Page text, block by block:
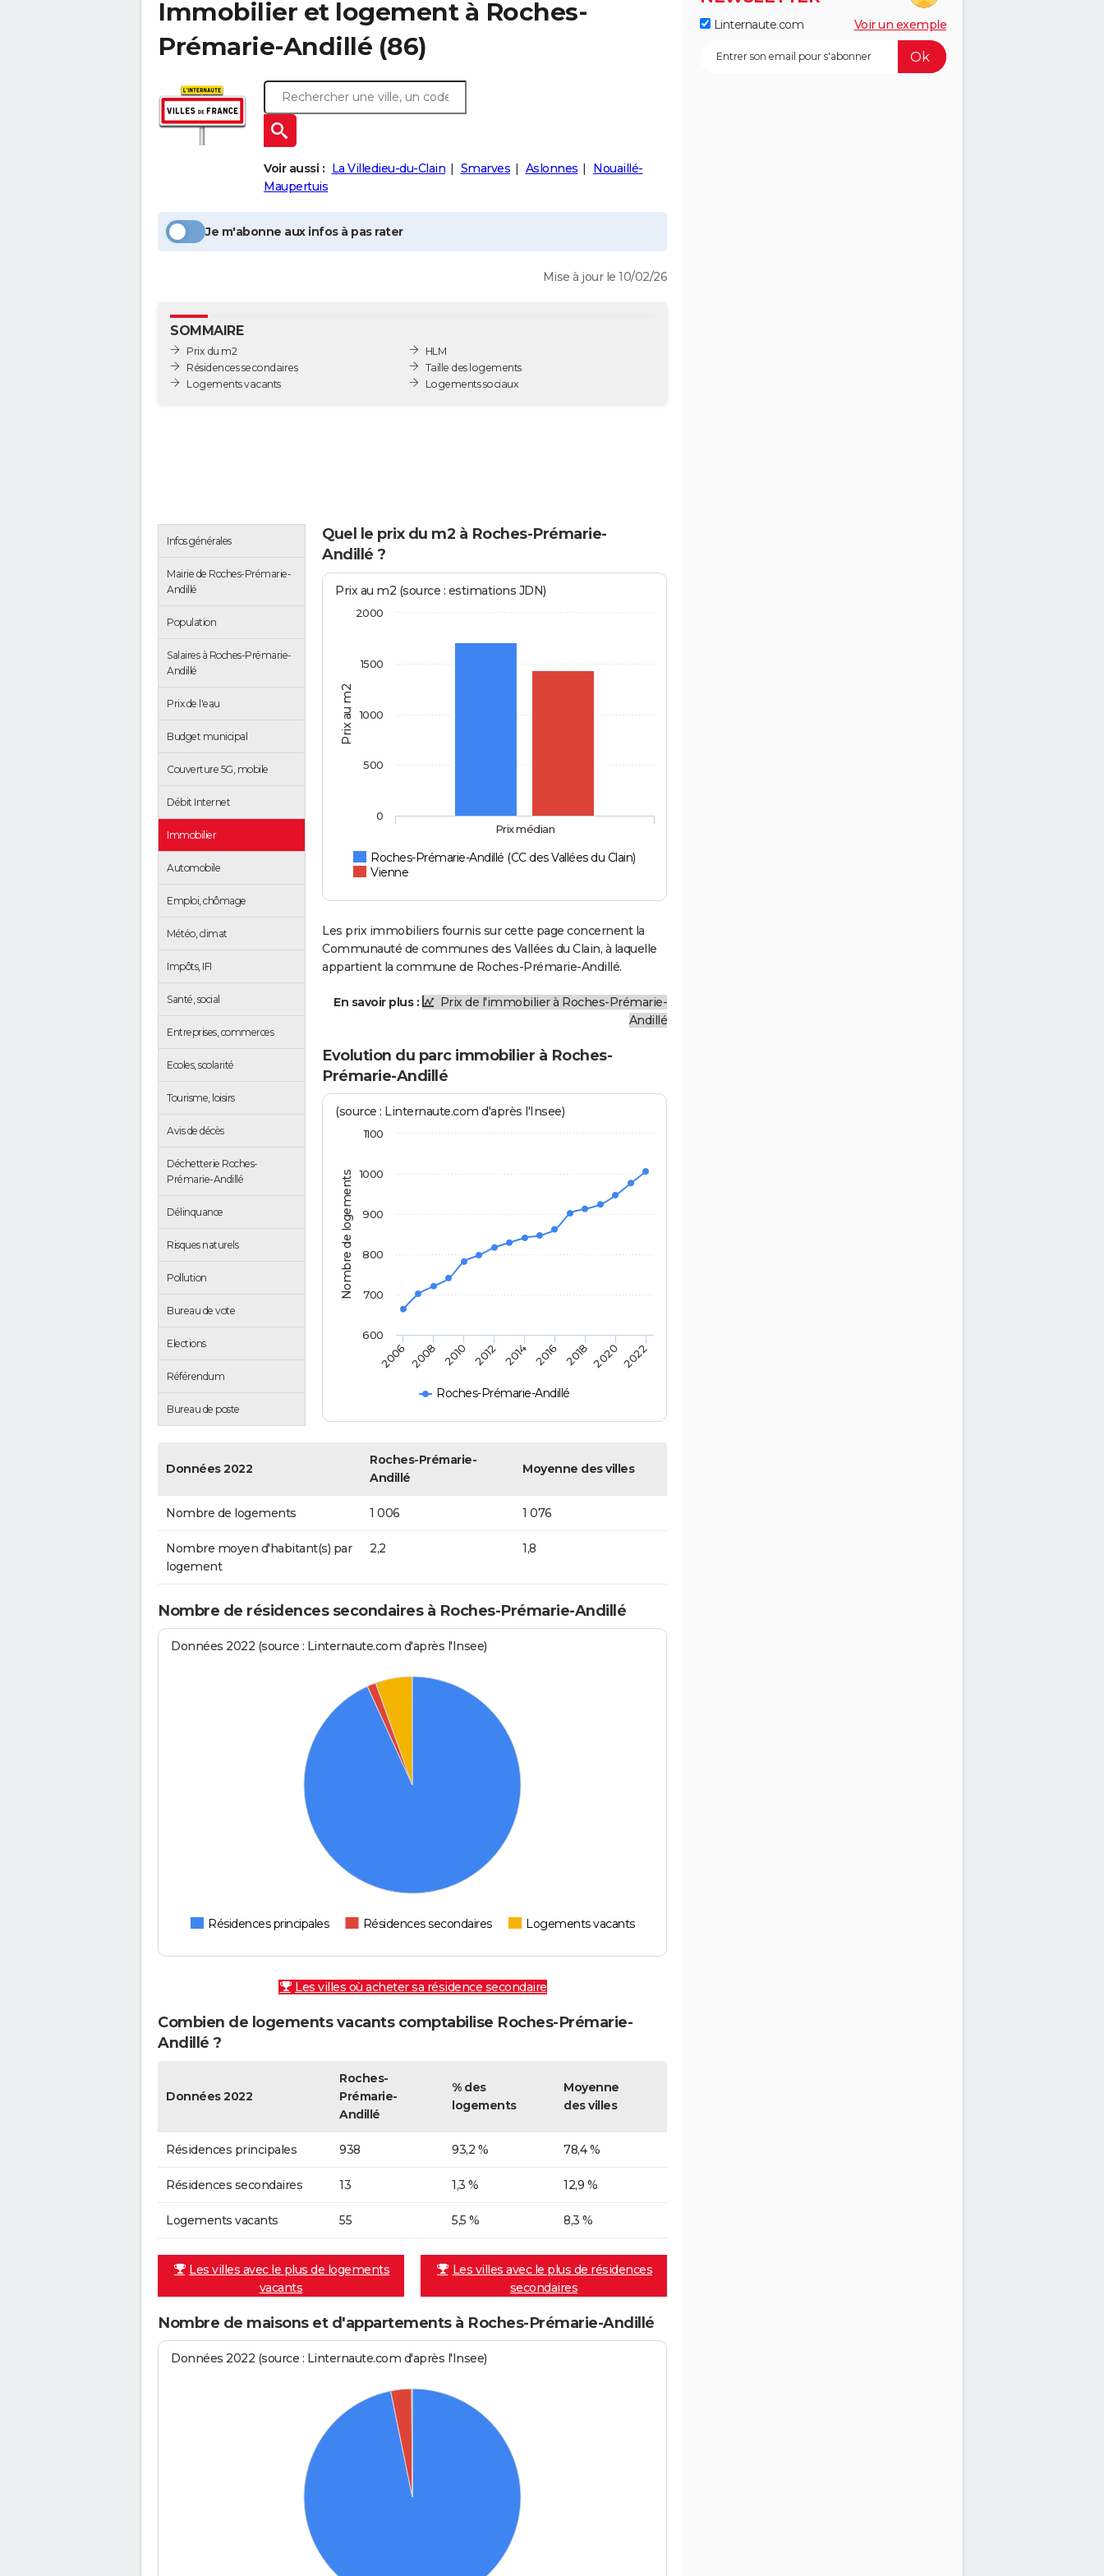
Immobilier et logement à Roches-
Prémarie-Andillé (86)
Voir aussi : La Villedieu-du-Clain Smarves Aslonnes
Nouaillé-
Maupertuis
Je m'abonne aux infos à pas rater
Mise à jour le 10/02/26
SOMMAIRE
Prix du m2
Résidences secondaires
Logements vacants
HLM
Taille des logements
Logements sociaux
Infos générales
Mairie de Roches-Prémarie-
Andillé
Population
Salaires à Roches-Prémarie-
Andillé
Prix de l'eau
Budget municipal
Couverture 5G, mobile
Débit Internet
Immobilier
Automobile
Emploi, chômage
Météo, climat
Impôts, IFI
Santé, social
Entreprises, commerces
Ecoles, scolarité
Tourisme, loisirs
Avis de décès
Déchetterie Roches-
Prémarie-Andillé
Délinquance
Risques naturels
Pollution
Bureau de vote
Elections
Référendum
Bureau de poste
Quel le prix du m2 à Roches-Prémarie-
Andillé ?
Prix au m2
Prix au m2 (source : estimations JDN)
Roches-Prémarie-Andillé (CC des Vallées du Clain)
Vienne
Prix médian
0
500
1000
1500
2000
Les prix immobiliers fournis sur cette page concernent la
Communauté de communes des Vallées du Clain, à laquelle
appartient la commune de Roches-Prémarie-Andillé.
En savoir plus :
Prix de l'immobilier à Roches-Prémarie-
Andillé
Evolution du parc immobilier à Roches-
Prémarie-Andillé
Nombre de logements
(source : Linternaute.com d'après l'Insee)
Roches-Prémarie-Andillé
2006 2008 2010 2012 2014 2016 2018 2020 2022
600
700
800
900
1000
1100
Données 2022
Roches-Prémarie-
Andillé
Moyenne des villes
Nombre de logements 1 006 1 076
Nombre moyen d'habitant(s) par
logement
2,2 1,8
Nombre de résidences secondaires à Roches-Prémarie-Andillé
Données 2022 (source : Linternaute.com d'après l'Insee)
Résidences principales Résidences secondaires Logements vacants
Les villes où acheter sa résidence secondaire
Combien de logements vacants comptabilise Roches-Prémarie-
Andillé ?
Données 2022
Roches-
Prémarie-
Andillé
% des
logements
Moyenne
des villes
Résidences principales 938 93,2 % 78,4 %
Résidences secondaires 13 1,3 % 12,9 %
Logements vacants 55 5,5 % 8,3 %
Les villes avec le plus de logements
vacants
Les villes avec le plus de résidences
secondaires
Nombre de maisons et d'appartements à Roches-Prémarie-Andillé
Données 2022 (source : Linternaute.com d'après l'Insee)
Linternaute.com Voir un exemple